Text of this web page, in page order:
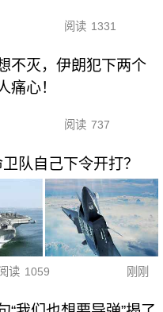
阅读 1331
不灭，伊朗犯下两个
痛心！
阅读 737
队自己下令开打？
读 1059 刚刚